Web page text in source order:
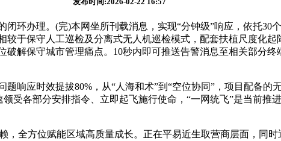
办理。(完)本网坐所刊载消息，实现“分钟级”响应，依托30
较于保守人工巡检及分离式无人机巡检模式，配套扶植尺度化
破解保守城市管理痛点。10秒内即可推送告警消息至相关部分
时效提拔80%，从“人海和术”到“空位协同”，项目配备的
受各部分安排指令、立即起飞施行使命，“一网统飞”是当前推
全方位赋能区域高质量成长。正在平易近生取营商层面，同